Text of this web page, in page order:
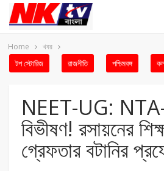
Home খবর
টপ স্টোরিজ রাজনীতি পশ্চিমবঙ্গ
NEET-UG:
বিভীষণ! রসায়নের
গ্রেফতার বটানির